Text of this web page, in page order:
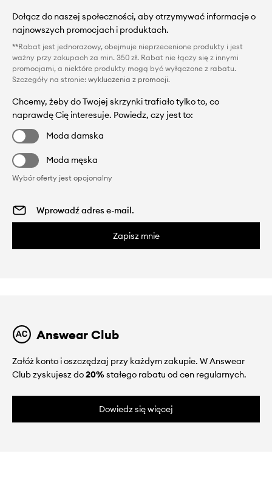
Dołącz do naszej społeczności, aby otrzymywać informacje o
najnowszych promocjach i produktach.
**Rabat jest jednorazowy, obejmuje nieprzecenione produkty i jest
ważny przy zakupach za min. 350 zł. Rabat nie łączy się z innymi
promocjami, a niektóre produkty mogą być wyłączone z rabatu.
Szczegóły na stronie: wykluczenia z promocji.
Chcemy, żeby do Twojej skrzynki trafiało tylko to, co
naprawdę Cię interesuje. Powiedz, czy jest to:
Moda damska
Moda męska
Wybór oferty jest opcjonalny
Zapisz mnie
Answear Club
Załóż konto i oszczędzaj przy każdym zakupie. W Answear
Club zyskujesz do20%stałego rabatu od cen regularnych.
Dowiedz się więcej